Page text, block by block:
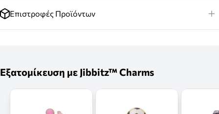
Επιστροφές Προϊόντων
Εξατομίκευση με Jibbitz™ Charms